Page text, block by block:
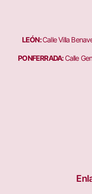
LEÓN:Calle Villa
PONFERRADA:Calle